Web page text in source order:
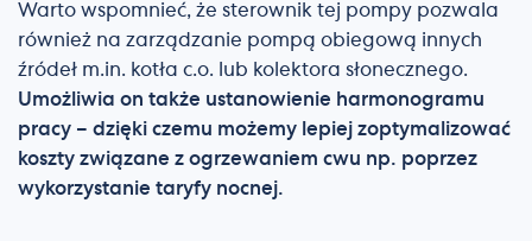
Warto wspomnieć, że sterownik tej pompy pozwala
również na zarządzanie pompą obiegową innych
źródeł m.in. kotła c.o. lub kolektora słonecznego.
Umożliwia on także ustanowienie harmonogramu
pracy – dzięki czemu możemy lepiej zoptymalizować
koszty związane z ogrzewaniem cwu np. poprzez
wykorzystanie taryfy nocnej.